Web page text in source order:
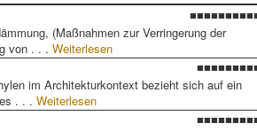
(Maßnahmen zur Verringerung der
von . . . Weiterlesen
im Architekturkontext bezieht sich auf ein
. . . Weiterlesen